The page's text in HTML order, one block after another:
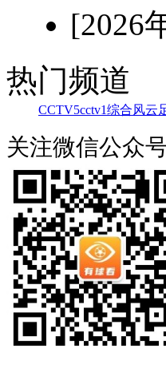
[2026
热门频道
CCTV5cctv1综合风云
关注微信公众